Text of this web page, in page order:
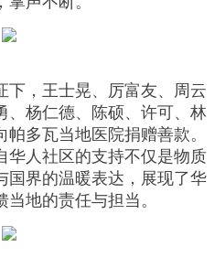
下，王士晃、厉富友、周云
、杨仁德、陈硕、许可、林
多瓦当地医院捐赠善款。
华人社区的支持不仅是物质
国界的温暖表达，展现了华
地的责任与担当。